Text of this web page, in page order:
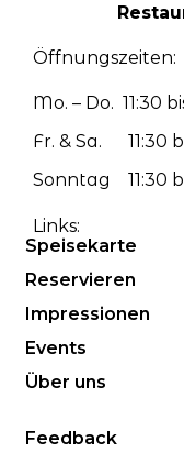
Öffnungszeiten:
Mo. – Do. 11:30
Fr. & Sa. 11:30
Sonntag 11:30
Links:
Speisekarte
Reservieren
Impressionen
Events
Über uns
Feedback